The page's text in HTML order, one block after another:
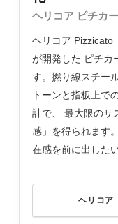
ヘリコア ピチカ
ヘリコア Pizzicato
が開発した ピチカ
す。撚り線スチー
トーンと指板上で
計で、 最大限のサ
感」を得られます
在感を前に出した
ヘリコア